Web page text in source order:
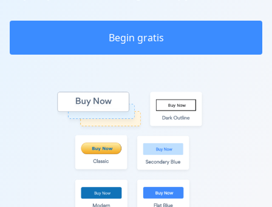
Begin gratis